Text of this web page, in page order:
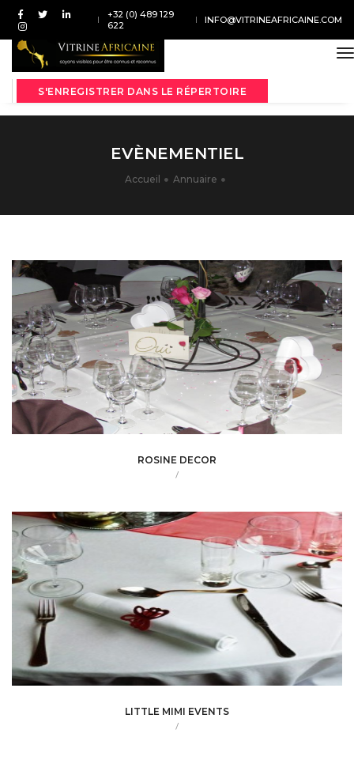
+32 (0) 489 129
622
INFO@VITRINEAFRICAINE.COM
S'ENREGISTRER DANS LE RÉPERTOIRE
EVÈNEMENTIEL
Accueil Annuaire
ROSINE DECOR
/
LITTLE MIMI EVENTS
/